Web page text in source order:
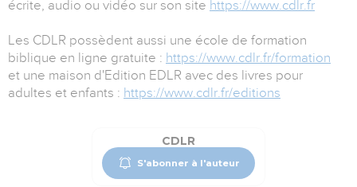
écrite, audio ou vidéo sur son site https://www.cdlr.fr
Les CDLR possèdent aussi une école de formation
biblique en ligne gratuite : https://www.cdlr.fr/formation
et une maison d'Edition EDLR avec des livres pour
adultes et enfants : https://www.cdlr.fr/editions
CDLR
S'abonner à l'auteur